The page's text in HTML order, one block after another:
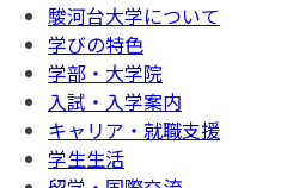
駿河台大学について
学びの特色
学部・大学院
入試・入学案内
キャリア・就職支援
学生生活